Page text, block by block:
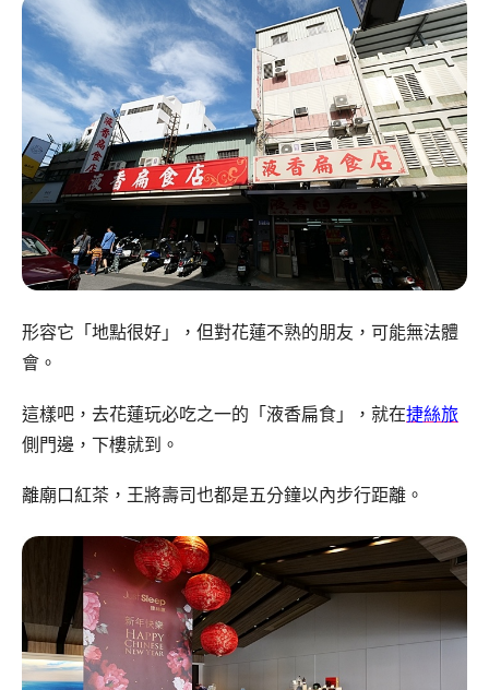
形容它「地點很好」，但對花蓮不熟的朋友，可能無法體
會。
這樣吧，去花蓮玩必吃之一的「液香扁食」，就在捷絲旅
側門邊，下樓就到。
離廟口紅茶，王將壽司也都是五分鐘以內步行距離。